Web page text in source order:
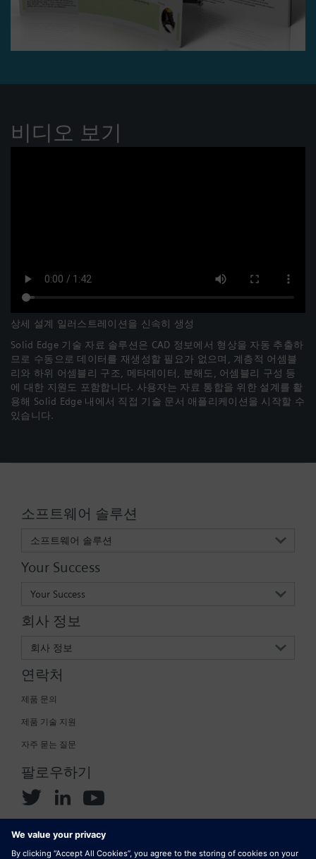
비디오 보기
상세 설계 일러스트레이션을 신속히 생성
Solid Edge 기술 자료 솔루션은 CAD 정보에서 형상을 자동 추출하
므로 수동으로 데이터를 재생성할 필요가 없으며, 계층적 어셈블
리와 하위 어셈블리 구조, 메타데이터, 분해도, 어셈블리 구성 등
에 대한 지원도 포함합니다. 사용자는 자료 통합을 위한 설계를 활
용해 Solid Edge 내에서 직접 기술 문서 애플리케이션을 시작할 수
있습니다.
소프트웨어 솔루션
소프트웨어 솔루션
Your Success
Your Success
회사 정보
회사 정보
연락처
제품 문의
제품 기술 지원
자주 묻는 질문
팔로우하기